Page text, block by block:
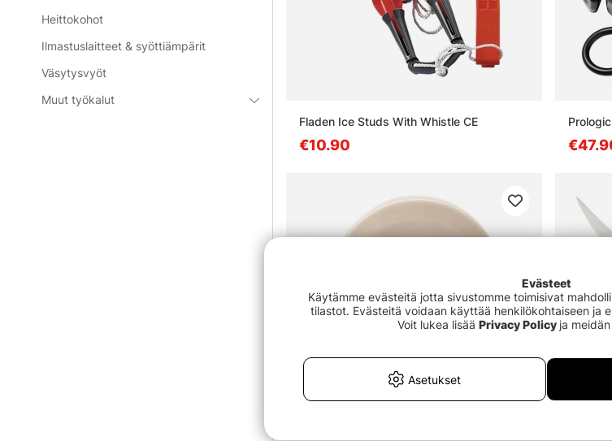
Heittokohot
Ilmastuslaitteet & syöttiämpärit
Väsytysvyöt
Muut työkalut
Fladen Ice Studs With Whistle CE
€10.90
Evästeet
Käytämme evästeitä jotta sivustomme toimisivat
tilastot. Evästeitä voidaan käyttää henkilökohtaiseen ja
Voit lukea lisää Privacy Policy ja meidän
Asetukset